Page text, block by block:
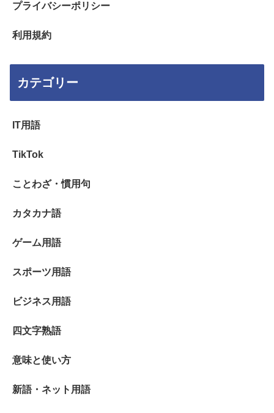
プライバシーポリシー
利用規約
カテゴリー
IT用語
TikTok
ことわざ・慣用句
カタカナ語
ゲーム用語
スポーツ用語
ビジネス用語
四文字熟語
意味と使い方
新語・ネット用語